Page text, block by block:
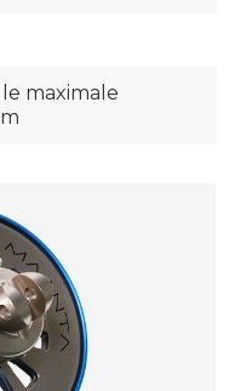
maximale